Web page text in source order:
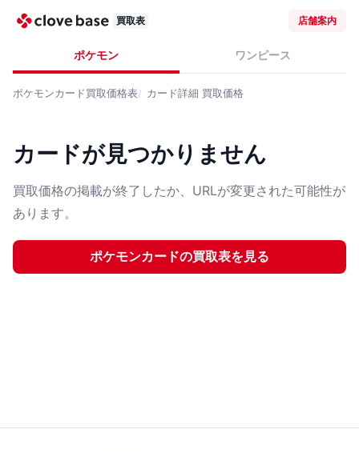
買取表 店舗案内
ポケモン ワンピース
ポケモンカード買取価格表 カード詳細 買取価格
カードが見つかりません
買取価格の掲載が終了したか、URLが変更された可能性が
あります。
ポケモンカードの買取表を見る